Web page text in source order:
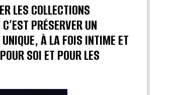
LES COLLECTIONS
PRÉSERVER UN
À LA FOIS INTIME ET
SOI ET POUR LES